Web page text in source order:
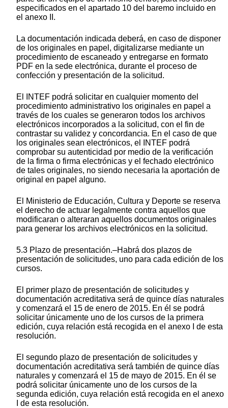
especificados en el apartado 10 del baremo incluido en
el anexo II.
La documentación indicada deberá, en caso de disponer
de los originales en papel, digitalizarse mediante un
procedimiento de escaneado y entregarse en formato
PDF en la sede electrónica, durante el proceso de
confección y presentación de la solicitud.
El INTEF podrá solicitar en cualquier momento del
procedimiento administrativo los originales en papel a
través de los cuales se generaron todos los archivos
electrónicos incorporados a la solicitud, con el fin de
contrastar su validez y concordancia. En el caso de que
los originales sean electrónicos, el INTEF podrá
comprobar su autenticidad por medio de la verificación
de la firma o firma electrónicas y el fechado electrónico
de tales originales, no siendo necesaria la aportación de
original en papel alguno.
El Ministerio de Educación, Cultura y Deporte se reserva
el derecho de actuar legalmente contra aquellos que
modificaran o alteraran aquellos documentos originales
para generar los archivos electrónicos en la solicitud.
5.3 Plazo de presentación.–Habrá dos plazos de
presentación de solicitudes, uno para cada edición de los
cursos.
El primer plazo de presentación de solicitudes y
documentación acreditativa será de quince días naturales
y comenzará el 15 de enero de 2015. En él se podrá
solicitar únicamente uno de los cursos de la primera
edición, cuya relación está recogida en el anexo I de esta
resolución.
El segundo plazo de presentación de solicitudes y
documentación acreditativa será también de quince días
naturales y comenzará el 15 de mayo de 2015. En él se
podrá solicitar únicamente uno de los cursos de la
segunda edición, cuya relación está recogida en el anexo
I de esta resolución.